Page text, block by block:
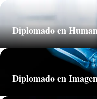
Diplomado en
Diplomado en